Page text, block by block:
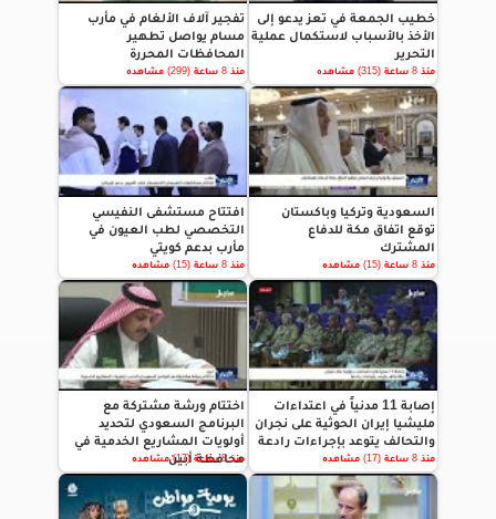
خطيب الجمعة في تعز يدعو إلى
الأخذ بالأسباب لاستكمال عملية
التحرير
منذ 8 ساعة (315) مشاهده
تفجير آلاف الألغام في مأرب
مسام يواصل تطهير
المحافظات المحررة
منذ 8 ساعة (299) مشاهده
السعودية وتركيا وباكستان
توقع اتفاق مكة للدفاع
المشترك
منذ 8 ساعة (15) مشاهده
افتتاح مستشفى النفيسي
التخصصي لطب العيون في
مأرب بدعم كويتي
منذ 8 ساعة (15) مشاهده
إصابة 11 مدنياً في اعتداءات
مليشيا إيران الحوثية على نجران
والتحالف يتوعد بإجراءات رادعة
منذ 8 ساعة (17) مشاهده
اختتام ورشة مشتركة مع
البرنامج السعودي لتحديد
أولويات المشاريع الخدمية في
محافظة أبين
منذ 8 ساعة (17) مشاهده